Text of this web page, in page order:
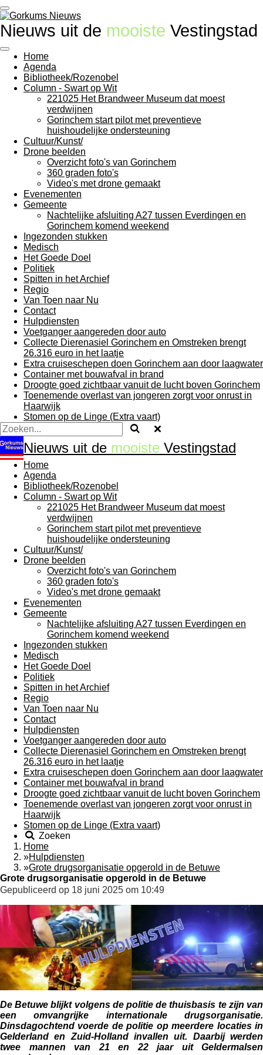
Ga
direct
naar
hoofdinhoud
Nieuws uit de mooiste Vestingstad
Home
Agenda
Bibliotheek/Rozenobel
Column - Swart op Wit
221025 Het Brandweer Museum dat moest
verdwijnen
Gorinchem start pilot met preventieve
huishoudelijke ondersteuning
Cultuur/Kunst/
Drone beelden
Overzicht foto's van Gorinchem
360 graden foto's
Video's met drone gemaakt
Evenementen
Gemeente
Nachtelijke afsluiting A27 tussen Everdingen en
Gorinchem komend weekend
Ingezonden stukken
Medisch
Het Goede Doel
Politiek
Spitten in het Archief
Regio
Van Toen naar Nu
Contact
Hulpdiensten
Voetganger aangereden door auto
Collecte Dierenasiel Gorinchem en Omstreken brengt
26.316 euro in het laatje
Extra cruiseschepen doen Gorinchem aan door laagwater
Container met bouwafval in brand
Droogte goed zichtbaar vanuit de lucht boven Gorinchem
Toenemende overlast van jongeren zorgt voor onrust in
Haarwijk
Stomen op de Linge (Extra vaart)
Nieuws uit de mooiste Vestingstad
Home
Agenda
Bibliotheek/Rozenobel
Column - Swart op Wit
221025 Het Brandweer Museum dat moest
verdwijnen
Gorinchem start pilot met preventieve
huishoudelijke ondersteuning
Cultuur/Kunst/
Drone beelden
Overzicht foto's van Gorinchem
360 graden foto's
Video's met drone gemaakt
Evenementen
Gemeente
Nachtelijke afsluiting A27 tussen Everdingen en
Gorinchem komend weekend
Ingezonden stukken
Medisch
Het Goede Doel
Politiek
Spitten in het Archief
Regio
Van Toen naar Nu
Contact
Hulpdiensten
Voetganger aangereden door auto
Collecte Dierenasiel Gorinchem en Omstreken brengt
26.316 euro in het laatje
Extra cruiseschepen doen Gorinchem aan door laagwater
Container met bouwafval in brand
Droogte goed zichtbaar vanuit de lucht boven Gorinchem
Toenemende overlast van jongeren zorgt voor onrust in
Haarwijk
Stomen op de Linge (Extra vaart)
Zoeken
Home
»Hulpdiensten
»Grote drugsorganisatie opgerold in de Betuwe
Grote drugsorganisatie opgerold in de Betuwe
Gepubliceerd op 18 juni 2025 om 10:49
De Betuwe blijkt volgens de politie de thuisbasis te zijn van
een omvangrijke internationale drugsorganisatie.
Dinsdagochtend voerde de politie op meerdere locaties in
Gelderland en Zuid-Holland invallen uit. Daarbij werden
twee mannen van 21 en 22 jaar uit Geldermalsen